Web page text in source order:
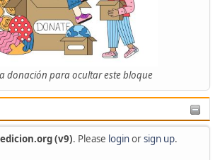
donación para ocultar este bloque
(v9). Please loginorsign up.